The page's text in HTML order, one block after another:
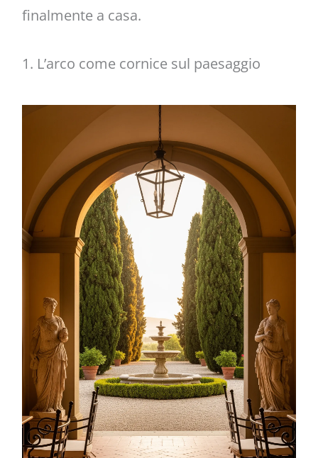
finalmente a casa.
1. L’arco come cornice sul paesaggio